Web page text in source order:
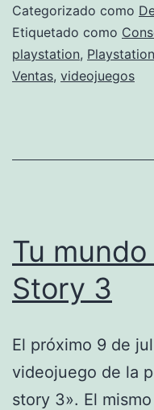
Categorizado como
Etiquetado como
playstation,
Ventas, videojuegos
Tu
Story 3
El próximo 9 de
videojuego de la
story 3». El